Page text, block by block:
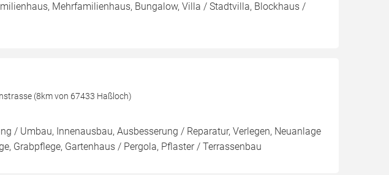
Mehrfamilienhaus, Bungalow, Villa / Stadtvilla, Blockhaus /
(8km von 67433 Haßloch)
/ Umbau, Innenausbau, Ausbesserung / Reparatur, Verlegen, Neuanlage
Grabpflege, Gartenhaus / Pergola, Pflaster / Terrassenbau